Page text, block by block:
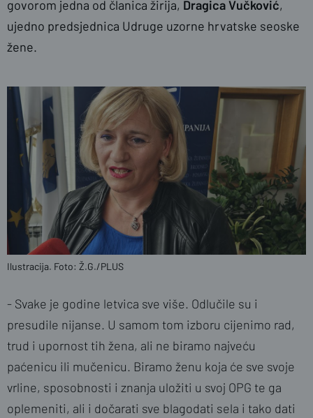
govorom jedna od članica žirija, Dragica Vučković,
ujedno predsjednica Udruge uzorne hrvatske seoske
žene.
Ilustracija. Foto: Ž.G./PLUS
- Svake je godine letvica sve više. Odlučile su i
presudile nijanse. U samom tom izboru cijenimo rad,
trud i upornost tih žena, ali ne biramo najveću
paćenicu ili mučenicu. Biramo ženu koja će sve svoje
vrline, sposobnosti i znanja uložiti u svoj OPG te ga
oplemeniti, ali i dočarati sve blagodati sela i tako dati